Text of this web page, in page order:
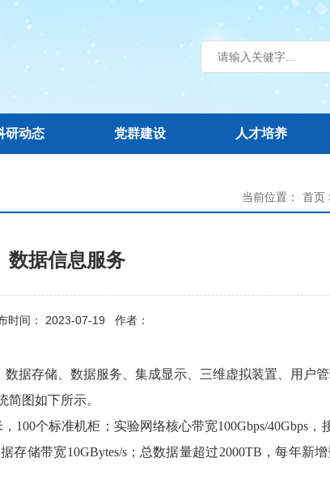
研动态 党群建设 人才培养
当前位置： 首页
数据信息服务
时间： 2023-07-19 作者：
据存储、数据服务、集成显示、三维虚拟装置、用户
简图如下所示。
100个标准机柜；实验网络核心带宽100Gbps/40Gbps ，
存储带宽10GBytes/s；总数据量超过2000TB ，每年新